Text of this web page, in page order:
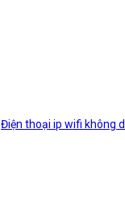
Điện thoại ip wifi không